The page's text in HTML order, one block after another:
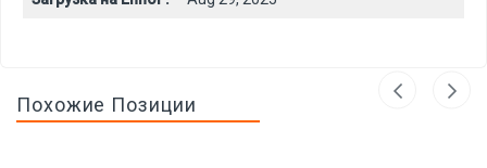
Похожие Позиции